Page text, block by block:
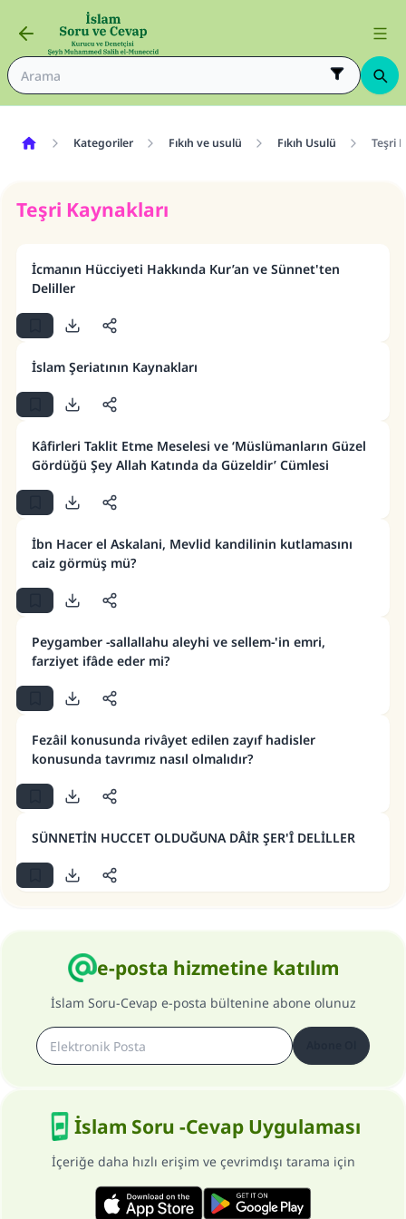
Kategoriler Fıkıh ve usulü Fıkıh Usulü Teşri
Teşri Kaynakları
İcmanın Hücciyeti Hakkında Kur’an ve Sünnet'ten
Deliller
İslam Şeriatının Kaynakları
Kâfirleri Taklit Etme Meselesi ve ‘Müslümanların Güzel
Gördüğü Şey Allah Katında da Güzeldir’ Cümlesi
İbn Hacer el Askalani, Mevlid kandilinin kutlamasını
caiz görmüş mü?
Peygamber -sallallahu aleyhi ve sellem-'in emri,
farziyet ifâde eder mi?
Fezâil konusunda rivâyet edilen zayıf hadisler
konusunda tavrımız nasıl olmalıdır?
SÜNNETİN HUCCET OLDUĞUNA DÂİR ŞER'Î DELİLLER
e-posta hizmetine katılım
İslam Soru-Cevap e-posta bültenine abone olunuz
İslam Soru -Cevap Uygulaması
İçeriğe daha hızlı erişim ve çevrimdışı tarama için
110845 Nolu Cevap, bir evliliği
Ümmete cevapları ulaştırmak için bizi destekle
Her kim bir hayra yol gösterirse , hayrı yapan
kişinin sevabı kadar ona sevap yazılır.
(MUSLIM 1893)
Şimdi katkı yapın!